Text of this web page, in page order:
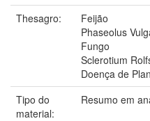
Thesagro:
Feijão
Phaseolus
Fungo
Sclerotium
Doença de
Tipo do
material:
Resumo em